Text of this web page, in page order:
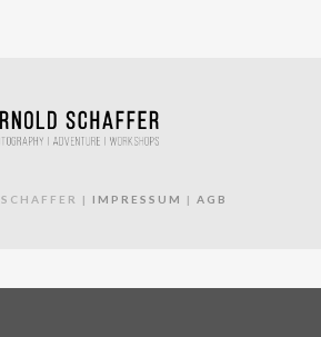
| IMPRESSUM | AGB